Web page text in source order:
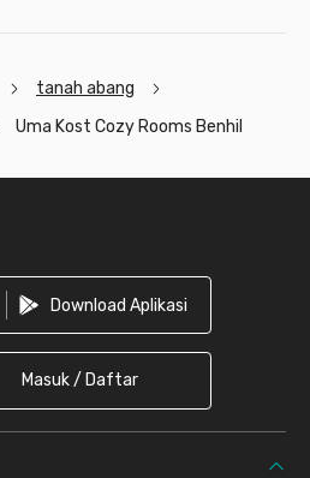
tanah abang
Uma Kost Cozy Rooms Benhil
Download Aplikasi
Masuk / Daftar